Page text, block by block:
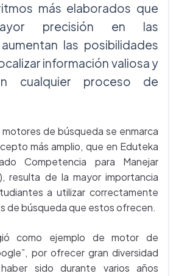
más elaborados que
precisión en las
las posibilidades
información valiosa y
cualquier proceso de
de búsqueda se enmarca
más amplio, que en Eduteka
Competencia para Manejar
resulta de la mayor importancia
a utilizar correctamente
de búsqueda que estos ofrecen.
como ejemplo de motor de
por ofrecer gran diversidad
sido durante varios años